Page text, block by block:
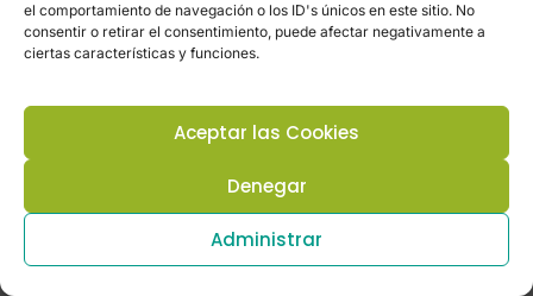
el comportamiento de navegación o los ID's únicos en este sitio. No
consentir o retirar el consentimiento, puede afectar negativamente a
ciertas características y funciones.
Aceptar las Cookies
Denegar
Administrar